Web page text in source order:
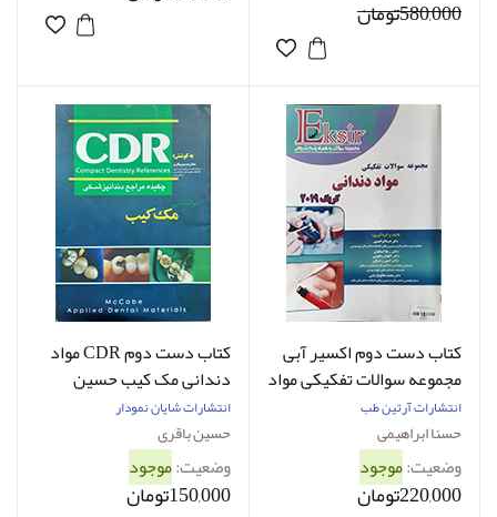
580,000تومان
کتاب دست دوم اکسیر آبی
مجموعه سوالات تفکیکی مواد
نو
انتشارات آرتین طب
حسنا ابراهیمی
وضعیت:موجود
220,000تومان
کتاب دست دوم CDR مواد
دندانی مک کیب حسین
باقری
انتشارات شایان نمودار
حسین باقری
وضعیت:موجود
150,000تومان